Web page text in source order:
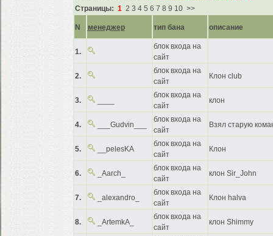
Страницы: 1 2 3 4 5 6 7 8 9 10 >>
N менеджер тип бана описание
1.
блок входа на
сайт
2.
блок входа на
сайт
Клон club
3.
блок входа на
сайт
клон
4. ___Gudvin___
блок входа на
сайт
Взял старую
5. __pelesKA
блок входа на
сайт
Клон
6. _Aarch_
блок входа на
сайт
клон Sir_John
7. _alexandro_
блок входа на
сайт
Клон halva
8. _ArtemkA_
блок входа на
сайт
клон Shimmy